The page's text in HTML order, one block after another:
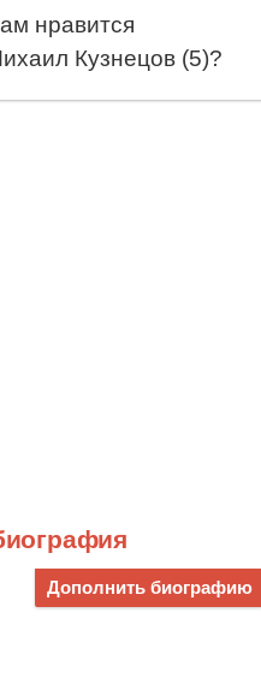
нравится
Кузнецов (5)?
Дополнить биографию